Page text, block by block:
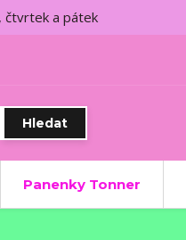
čtvrtek a pátek
Hledat
Panenky Tonner